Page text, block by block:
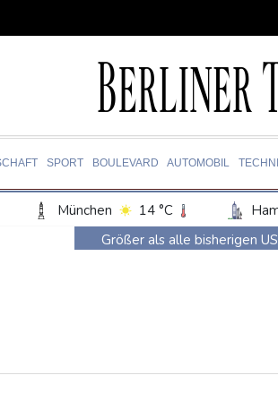
SPORT BOULEVARD AUTOMOBIL
München 14 °C
Potsdam 12 °C
Größer als alle bisherigen
Nowotny sieht Klopp als
Bericht: EU importiert
Militärverwaltung: